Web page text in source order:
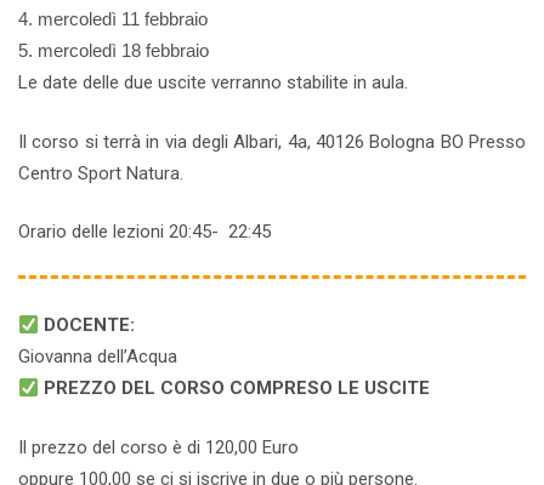
4. mercoledì 11 febbraio
5. mercoledì 18 febbraio
Le date delle due uscite verranno stabilite in aula.
Il corso si terrà in via degli Albari, 4a, 40126 Bologna BO Presso
Centro Sport Natura.
Orario delle lezioni 20:45- 22:45
DOCENTE:
Giovanna dell’Acqua
PREZZO DEL CORSO COMPRESO LE USCITE
Il prezzo del corso è di 120,00 Euro
oppure 100,00 se ci si iscrive in due o più persone.